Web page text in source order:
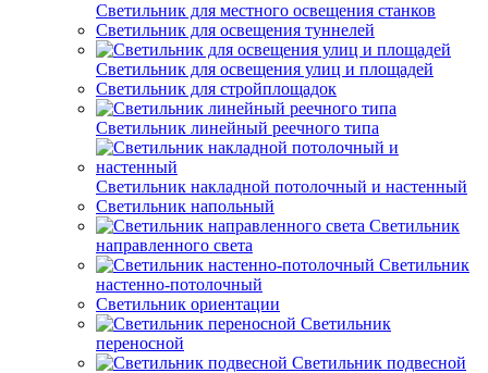
Светильник для местного освещения станков
Светильник для освещения туннелей
Светильник для освещения улиц и площадей
Светильник для стройплощадок
Светильник линейный реечного типа
Светильник накладной потолочный и настенный
Светильник напольный
Светильник
направленного света
Светильник
настенно-потолочный
Светильник ориентации
Светильник
переносной
Светильник подвесной